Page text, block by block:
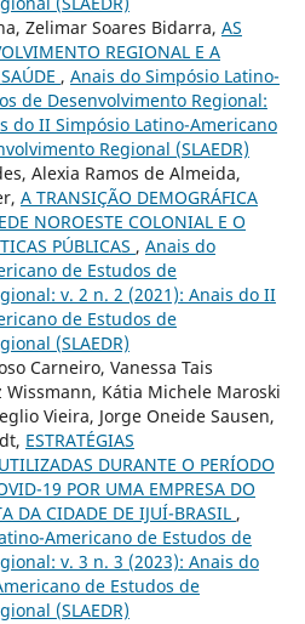
Zelimar Soares Bidarra, AS
REGIONAL E A
, Anais do Simpósio Latino-
de Desenvolvimento Regional:
do II Simpósio Latino-Americano
Regional (SLAEDR)
Alexia Ramos de Almeida,
A TRANSIÇÃO DEMOGRÁFICA
NOROESTE COLONIAL E O
PÚBLICAS , Anais do
de Estudos de
v. 2 n. 2 (2021): Anais do II
de Estudos de
(SLAEDR)
Carneiro, Vanessa Tais
Wissmann, Kátia Michele Maroski
Vieira, Jorge Oneide Sausen,
ESTRATÉGIAS
DURANTE O PERÍODO
19 POR UMA EMPRESA DO
DA CIDADE DE IJUÍ-BRASIL ,
Americano de Estudos de
v. 3 n. 3 (2023): Anais do
de Estudos de
(SLAEDR)